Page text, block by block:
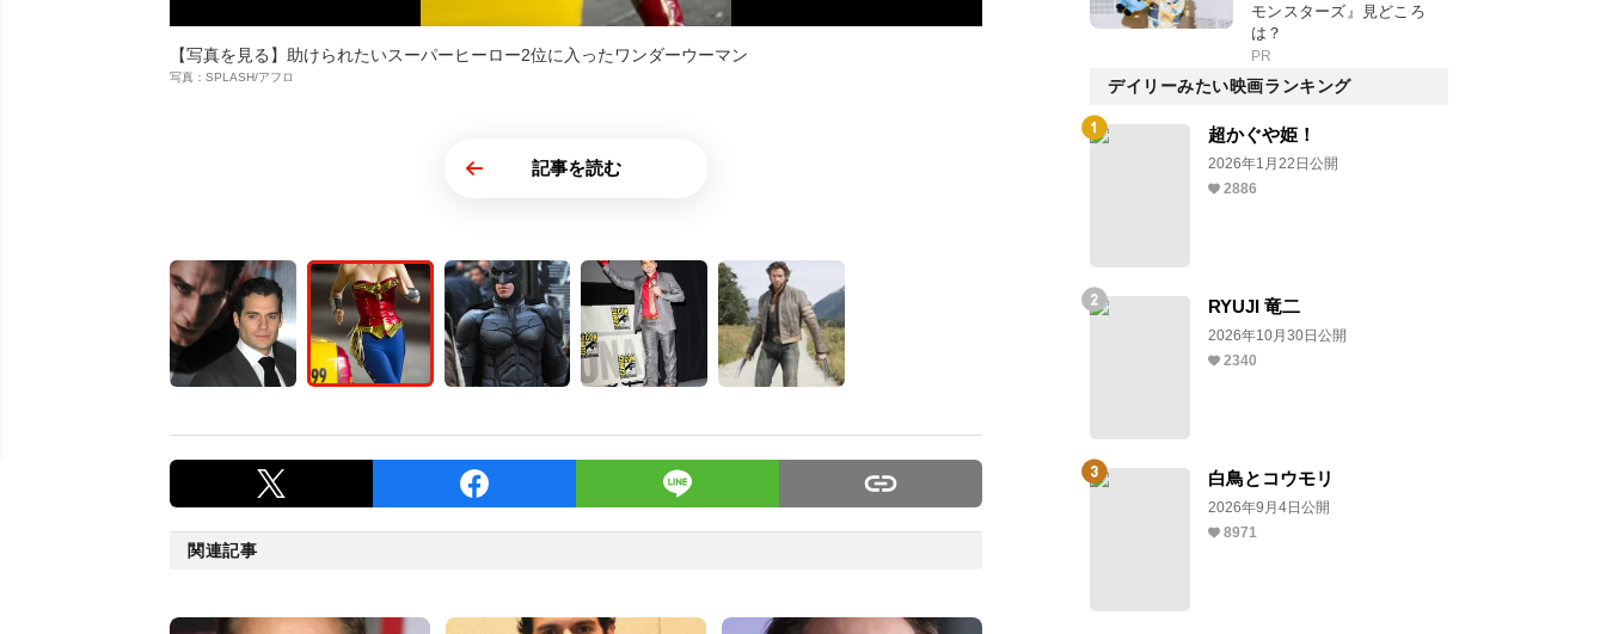
【写真を見る】助けられたいスーパーヒーロー2位に入ったワンダーウーマン
写真：SPLASH/アフロ
記事を読む
関連記事
モンスターズ』見どころ
は？
PR
デイリーみたい映画ランキング
超かぐや姫！
2026年1月22日公開
2886
RYUJI 竜二
2026年10月30日公開
2340
白鳥とコウモリ
2026年9月4日公開
8971